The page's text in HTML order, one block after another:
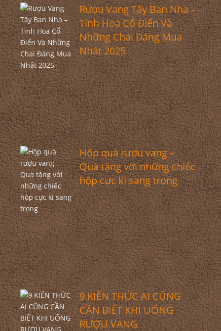
Rượu Vang Tây Ban Nha –
Tinh Hoa Cổ Điển Và
Những Chai Đáng Mua
Nhất 2025
Hộp quà rượu vang –
Quà tặng với những chiếc
hộp cực kì sang trọng
9 KIẾN THỨC AI CŨNG
CẦN BIẾT KHI UỐNG
RƯỢU VANG